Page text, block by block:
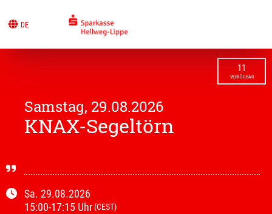
DE
Samstag, 29.08.2026
KNAX-Segeltörn
11
VERFÜGBAR
Sa. 29.08.2026
15:00-17:15 Uhr(CEST)